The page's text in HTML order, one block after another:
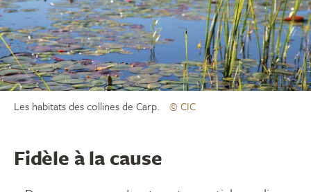
Les habitats des collines de Carp. © CIC
Fidèle à la cause